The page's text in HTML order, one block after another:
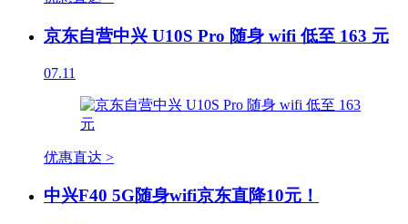
京东自营中兴 U10S Pro 随身 wifi 低至 163 元
07.11
优惠直达 >
中兴F40 5G随身wifi京东直降10元！